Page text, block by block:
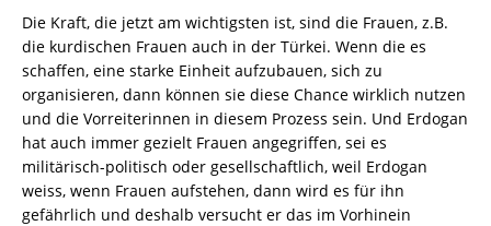
Die Kraft, die jetzt am wichtigsten ist, sind die Frauen, z.B.
die kurdischen Frauen auch in der Türkei. Wenn die es
schaffen, eine starke Einheit aufzubauen, sich zu
organisieren, dann können sie diese Chance wirklich nutzen
und die Vorreiterinnen in diesem Prozess sein. Und Erdogan
hat auch immer gezielt Frauen angegriffen, sei es
militärisch-politisch oder gesellschaftlich, weil Erdogan
weiss, wenn Frauen aufstehen, dann wird es für ihn
gefährlich und deshalb versucht er das im Vorhinein